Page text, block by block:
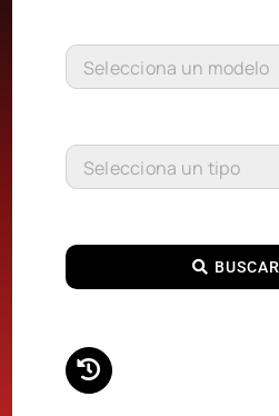
Selecciona un modelo
Selecciona un tipo
BUSCAR